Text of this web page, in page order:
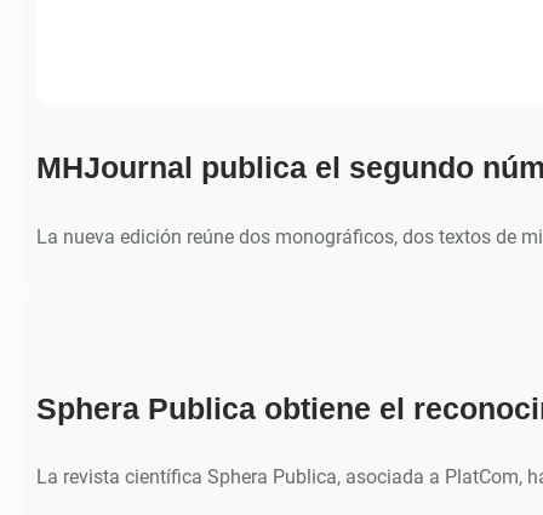
MHJournal publica el segundo
La nueva edición reúne dos monográficos, dos textos de
Sphera Publica obtiene el
La revista científica Sphera Publica, asociada a PlatCom,